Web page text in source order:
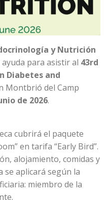
y Nutrición
para asistir al 43rd
Diabetes and
Montbrió del Camp
de 2026.
cubrirá el paquete
en tarifa “Early Bird”.
alojamiento, comidas y
se aplicará según la
miembro de la